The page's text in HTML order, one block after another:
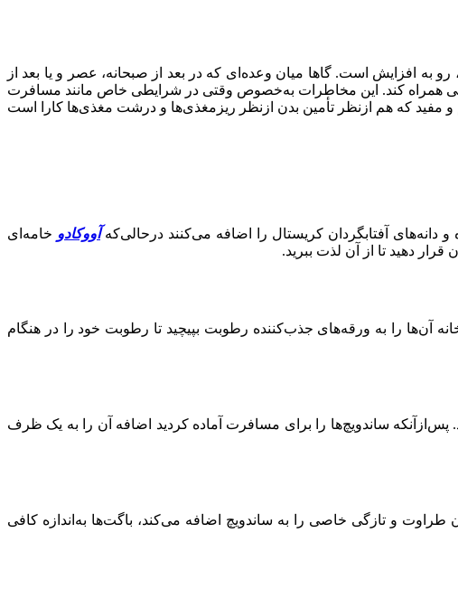
افزایش است. گاها میان وعده‌ای که در بعد از صبحانه، عصر و یا بعد از
همراه کند. این مخاطرات به‌خصوص وقتی در شرایطی خاص مانند مسافرت
که هم ازنظر تأمین بدن ازنظر ریزمغذی‌ها و درشت مغذی‌ها کارا است
آفتابگردان کریستال را اضافه می‌کنند درحالی‌که آووکادو خامه‌ای
دهید تا از آن لذت ببرید.
آن‌ها را به ورقه‌های جذب‌کننده رطوبت بپیچید تا رطوبت خود را در هنگام
پس‌ازآنکه ساندویچ‌ها را برای مسافرت آماده کردید اضافه آن را به یک ظرف
طراوت و تازگی خاصی را به ساندویچ اضافه می‌کند، باگت‌ها به‌اندازه کافی